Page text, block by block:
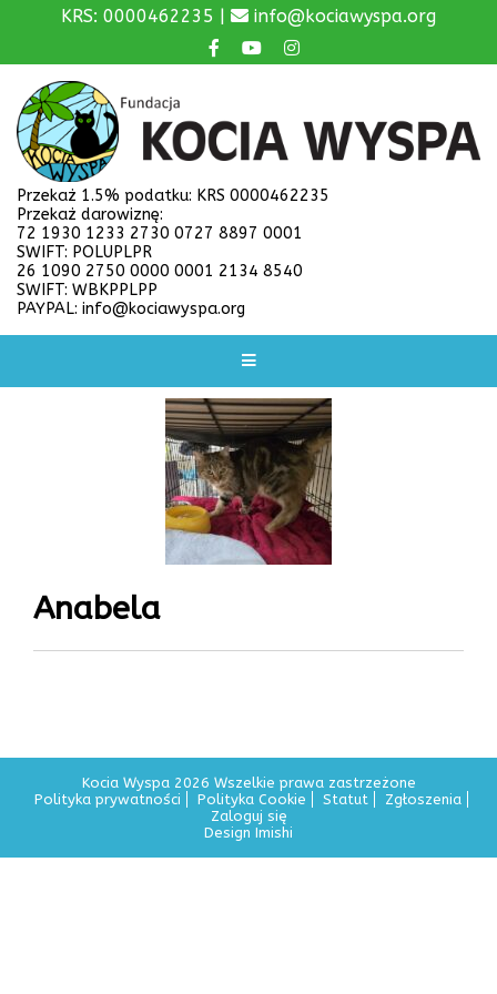
KRS: 0000462235 | info@kociawyspa.org
Przekaż 1.5% podatku: KRS 0000462235
Przekaż darowiznę:
72 1930 1233 2730 0727 8897 0001
SWIFT: POLUPLPR
26 1090 2750 0000 0001 2134 8540
SWIFT: WBKPPLPP
PAYPAL: info@kociawyspa.org
Anabela
Kocia Wyspa 2026 Wszelkie prawa zastrzeżone
Polityka prywatności
Polityka Cookie Statut
Zgłoszenia
Zaloguj się
Design Imishi